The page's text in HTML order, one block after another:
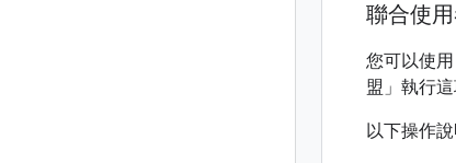
聯合使
您可以使
盟」 執行這
以下操作